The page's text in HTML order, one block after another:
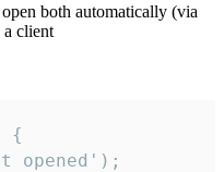
both automatically (via
client
{
opened');